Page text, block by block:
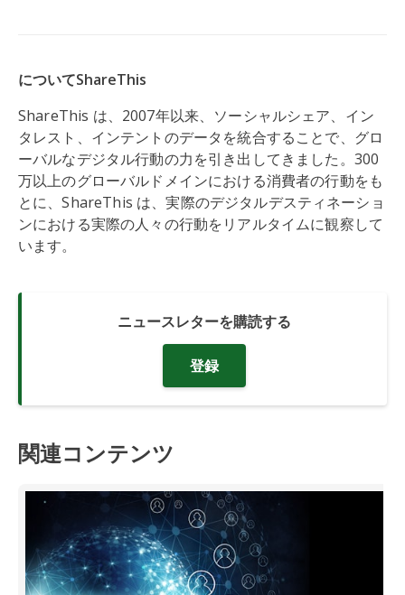
についてShareThis
ShareThis は、2007年以来、ソーシャルシェア、イン
タレスト、インテントのデータを統合することで、グロ
ーバルなデジタル行動の力を引き出してきました。300
万以上のグローバルドメインにおける消費者の行動をも
とに、ShareThis は、実際のデジタルデスティネーショ
ンにおける実際の人々の行動をリアルタイムに観察して
います。
ニュースレターを購読する
登録
関連コンテンツ